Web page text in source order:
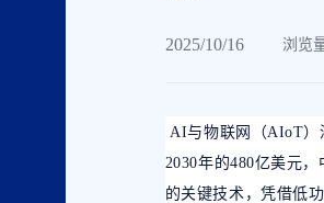
2025/10/16 浏览
AI与物联网（AIoT）
2030年的480亿美元
的关键技术，凭借低